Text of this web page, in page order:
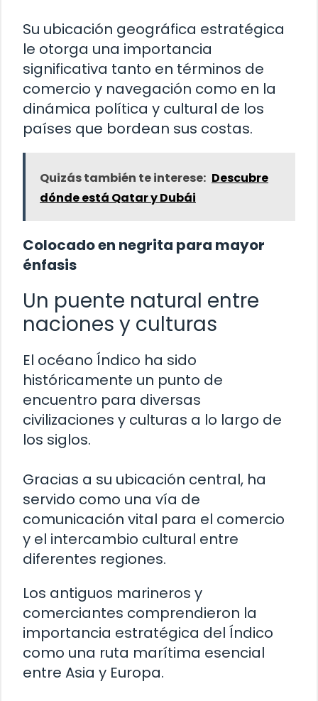
Su ubicación geográfica estratégica
le otorga una importancia
significativa tanto en términos de
comercio y navegación como en la
dinámica política y cultural de los
países que bordean sus costas.
Quizás también te interese: Descubre
dónde está Qatar y Dubái
Colocado en negrita para mayor
énfasis
Un puente natural entre
naciones y culturas
El océano Índico ha sido
históricamente un punto de
encuentro para diversas
civilizaciones y culturas a lo largo de
los siglos.
Gracias a su ubicación central, ha
servido como una vía de
comunicación vital para el comercio
y el intercambio cultural entre
diferentes regiones.
Los antiguos marineros y
comerciantes comprendieron la
importancia estratégica del Índico
como una ruta marítima esencial
entre Asia y Europa.